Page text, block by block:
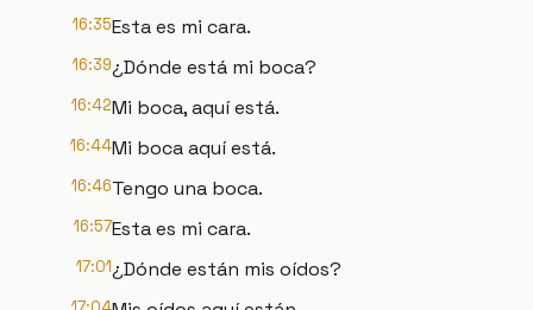
16:35Esta es mi cara.
16:39¿Dónde está mi boca?
16:42Mi boca, aquí está.
16:44Mi boca aquí está.
16:46Tengo una boca.
16:57Esta es mi cara.
17:01¿Dónde están mis oídos?